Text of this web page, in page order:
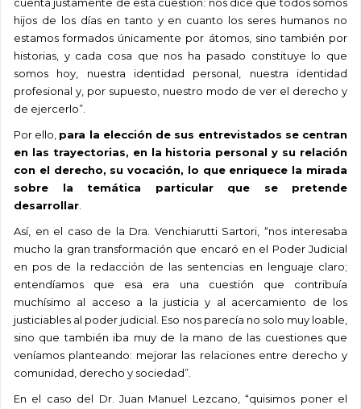
hijos de los días en tanto y en cuanto los seres humanos no
estamos formados únicamente por átomos, sino también por
historias, y cada cosa que nos ha pasado constituye lo que
somos hoy, nuestra identidad personal, nuestra identidad
profesional y, por supuesto, nuestro modo de ver el derecho y
de ejercerlo”.
Por ello, para la elección de sus entrevistados se centran
en las trayectorias, en la historia personal y su relación
con el derecho, su vocación, lo que enriquece la mirada
sobre la temática particular que se pretende
desarrollar
Así, en el caso de la Dra. Venchiarutti Sartori, “nos interesaba
mucho la gran transformación que encaró en el Poder Judicial
en pos de la redacción de las sentencias en lenguaje claro;
entendíamos que esa era una cuestión que contribuía
muchísimo al acceso a la justicia y al acercamiento de los
justiciables al poder judicial. Eso nos parecía no solo muy loable,
sino que también iba muy de la mano de las cuestiones que
veníamos planteando: mejorar las relaciones entre derecho y
comunidad, derecho y sociedad”.
En el caso del Dr. Juan Manuel Lezcano, “quisimos poner el